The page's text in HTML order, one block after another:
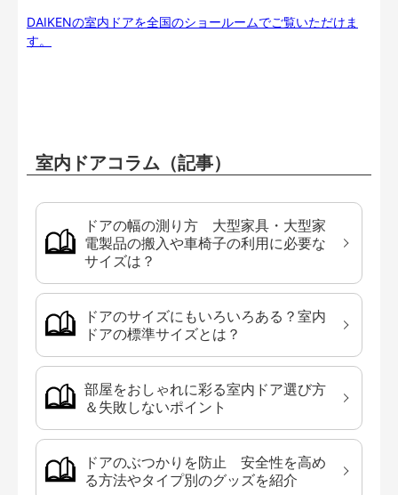
DAIKENの室内ドアを全国のショールームでご覧いただけま
す。
室内ドアコラム（記事）
ドアの幅の測り方 大型家具・大型家
電製品の搬入や車椅子の利用に必要な
サイズは？
ドアのサイズにもいろいろある？室内
ドアの標準サイズとは？
部屋をおしゃれに彩る室内ドア選び方
＆失敗しないポイント
ドアのぶつかりを防止 安全性を高め
る方法やタイプ別のグッズを紹介